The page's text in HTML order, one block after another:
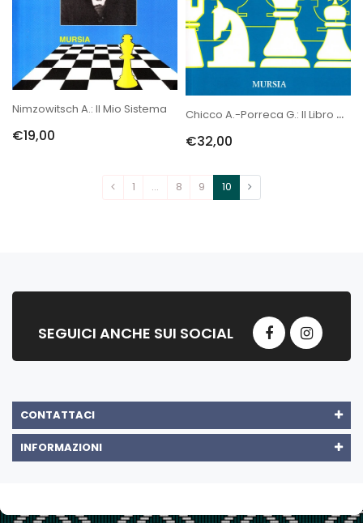
Nimzowitsch A.: Il Mio Sistema
€19,00
Chicco A.-Porreca G.: Il Libro Completo Degli Scacchi
€32,00
1 … 8 9 10
SEGUICI ANCHE SUI SOCIAL
CONTATTACI
INFORMAZIONI